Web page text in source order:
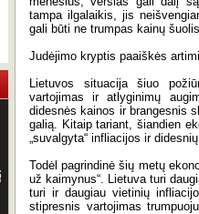
tampa ilgalaikis, jis
gali būti ne trumpas kainų
Judėjimo kryptis paaiškės
Lietuvos situacija šiuo
vartojimas ir atlyginimų
didesnės kainos ir brangesnis
galią. Kitaip tariant, šiandien
„suvalgyta“ infliacijos ir
Todėl pagrindinė šių metų
už kaimynus“. Lietuva turi
turi ir daugiau vietinių
stipresnis vartojimas